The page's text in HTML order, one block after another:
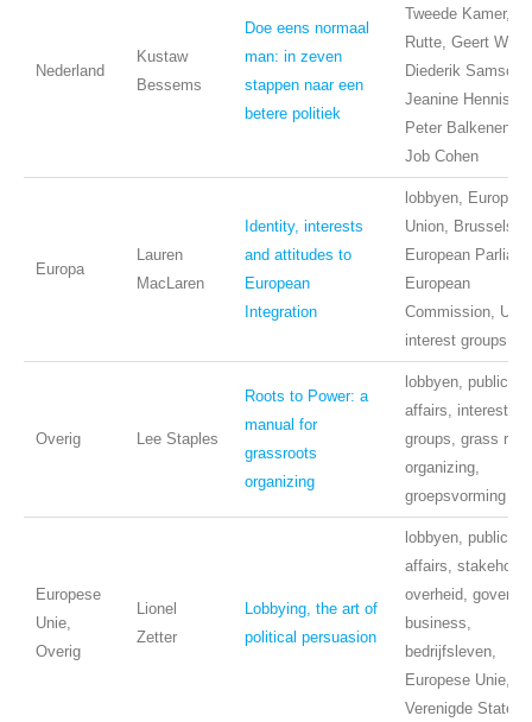
Nederland
Kustaw
Bessems
Doe eens normaal
man: in zeven
stappen naar een
betere politiek
Tweede Kamer,
Rutte, Geert
Diederik Samsom
Jeanine Hennis,
Peter Balkenende,
Job Cohen
Europa
Lauren
MacLaren
Identity, interests
and attitudes to
European
Integration
lobbyen, European
Union, Brussels,
European
European
Commission, UK,
interest groups,
Overig Lee Staples
Roots to Power: a
manual for
grassroots
organizing
lobbyen, public
affairs, interest
groups, grass
organizing,
groepsvorming
Europese
Unie,
Overig
Lionel
Zetter
Lobbying, the art of
political persuasion
lobbyen, public
affairs,
overheid,
business,
bedrijfsleven,
Europese Unie,
Verenigde Staten